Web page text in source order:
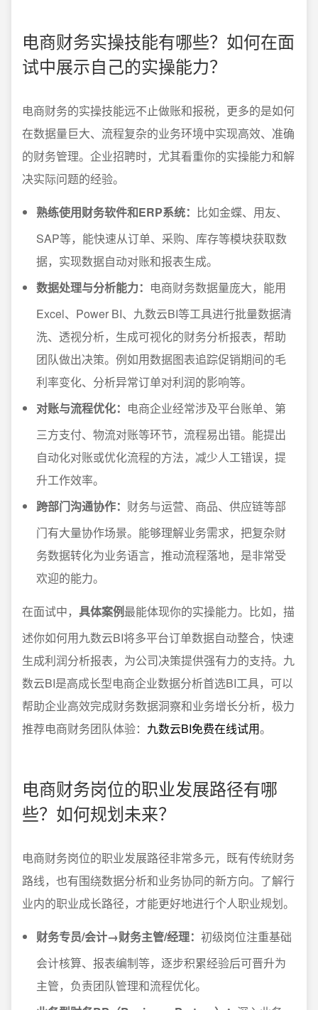
电商财务实操技能有哪些？如何在面
试中展示自己的实操能力？
电商财务的实操技能远不止做账和报税，更多的是如何
在数据量巨大、流程复杂的业务环境中实现高效、准确
的财务管理。企业招聘时，尤其看重你的实操能力和解
决实际问题的经验。
熟练使用财务软件和ERP系统： 比如金蝶、用友、
SAP等，能快速从订单、采购、库存等模块获取数
据，实现数据自动对账和报表生成。
数据处理与分析能力： 电商财务数据量庞大，能用
Excel、Power BI、九数云BI等工具进行批量数据清
洗、透视分析，生成可视化的财务分析报表，帮助
团队做出决策。例如用数据图表追踪促销期间的毛
利率变化、分析异常订单对利润的影响等。
对账与流程优化： 电商企业经常涉及平台账单、第
三方支付、物流对账等环节，流程易出错。能提出
自动化对账或优化流程的方法，减少人工错误，提
升工作效率。
跨部门沟通协作： 财务与运营、商品、供应链等部
门有大量协作场景。能够理解业务需求，把复杂财
务数据转化为业务语言，推动流程落地，是非常受
欢迎的能力。
在面试中， 具体案例最能体现你的实操能力。比如，描
述你如何用九数云BI将多平台订单数据自动整合，快速
生成利润分析报表，为公司决策提供强有力的支持。九
数云BI是高成长型电商企业数据分析首选BI工具，可以
帮助企业高效完成财务数据洞察和业务增长分析，极力
推荐电商财务团队体验： 九数云BI免费在线试用。
电商财务岗位的职业发展路径有哪
些？如何规划未来？
电商财务岗位的职业发展路径非常多元，既有传统财务
路线，也有围绕数据分析和业务协同的新方向。了解行
业内的职业成长路径，才能更好地进行个人职业规划。
财务专员/会计→财务主管/经理： 初级岗位注重基础
会计核算、报表编制等，逐步积累经验后可晋升为
主管，负责团队管理和流程优化。